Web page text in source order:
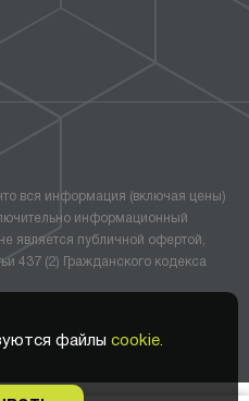
файлы cookie.
вся информация (включая цены)
информационный
является публичной офертой,
437 (2) Гражданского кодекса